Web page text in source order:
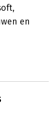
en